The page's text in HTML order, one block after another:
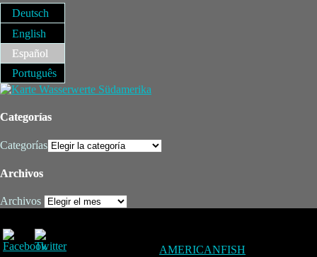
Deutsch
English
Español
Português
Categorías
Categorías
Archivos
Archivos
AMERICANFISH